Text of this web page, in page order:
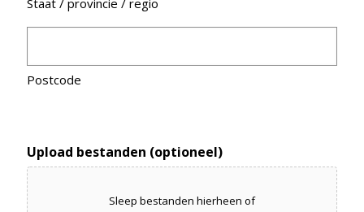
Staat / provincie / regio
Postcode
Upload bestanden (optioneel)
Sleep bestanden hierheen of